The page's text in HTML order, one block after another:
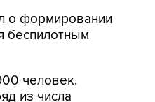
о формировании
беспилотным
человек.
из числа